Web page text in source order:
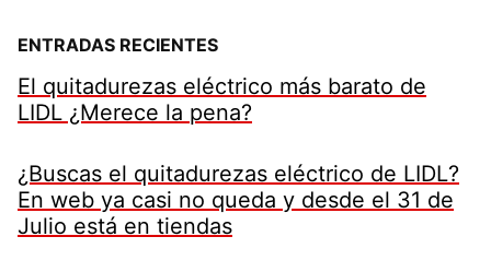
ENTRADAS RECIENTES
El quitadurezas eléctrico más barato de
LIDL ¿Merece la pena?
¿Buscas el quitadurezas eléctrico de LIDL?
En web ya casi no queda y desde el 31 de
Julio está en tiendas